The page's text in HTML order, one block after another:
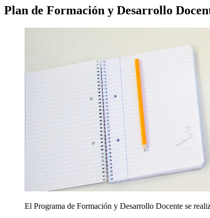
Plan de Formación y Desarrollo
El Programa de Formación y Desarrollo Docente se